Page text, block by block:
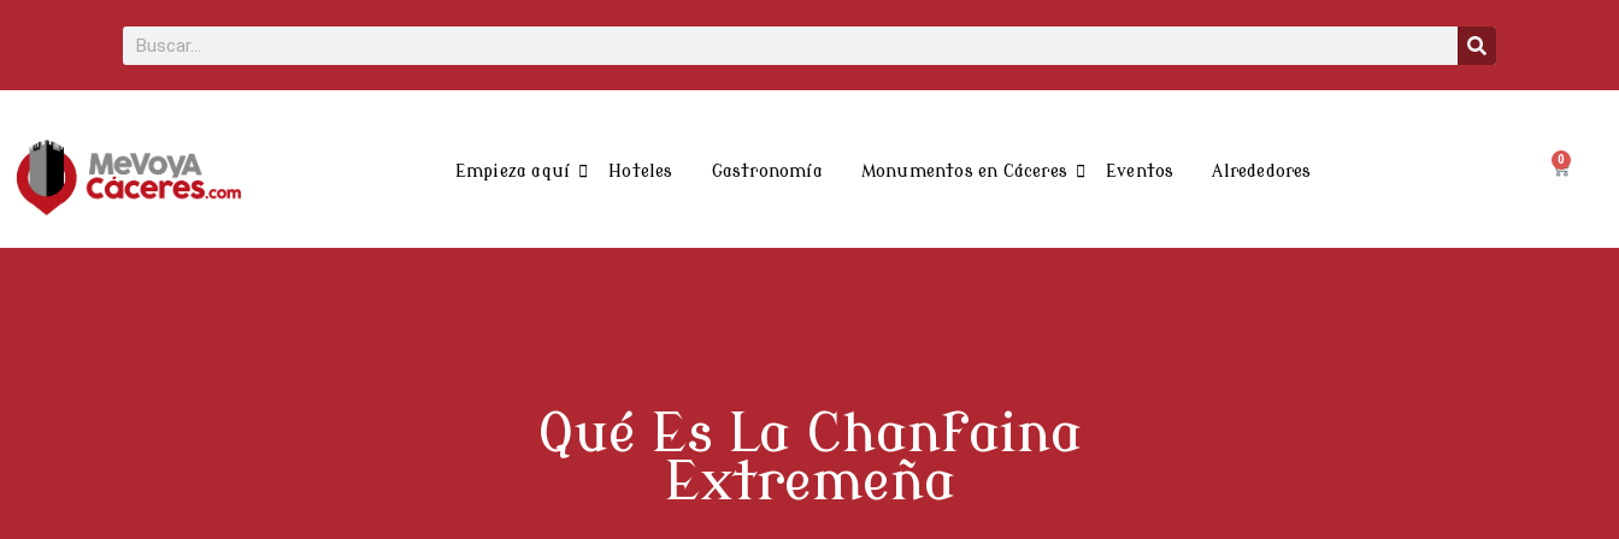
Buscar
Empieza aquí Hoteles Gastronomía Monumentos en Cáceres Eventos Alrededores
0
Carrito
Qué Es La Chanfaina
Extremeña
Scroll